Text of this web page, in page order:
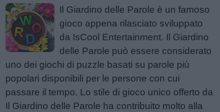
Il Giardino delle Parole è un famoso
gioco appena rilasciato sviluppato
da IsCool Entertainment. Il Giardino
delle Parole può essere considerato
uno dei giochi di puzzle basati su parole più
popolari disponibili per le persone con cui
passare il tempo. Lo stile di gioco unico offerto da
Il Giardino delle Parole ha contribuito molto alla